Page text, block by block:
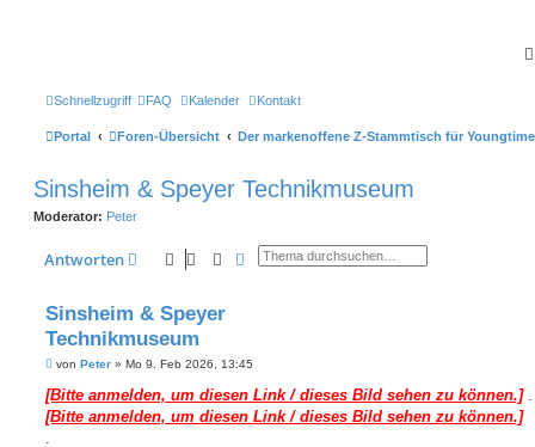
Schnellzugriff FAQ Kalender Kontakt
Portal Foren-Übersicht Der markenoffene Z-Stammtisch für
Sinsheim & Speyer Technikmuseum
Moderator: Peter
Antworten SucheErweiterte Suche
Sinsheim & Speyer
Technikmuseum
B
i
t
r
von Peter » Mo 9. Feb 2026, 13:45
[Bitte anmelden, um diesen Link / dieses Bild sehen zu können.].
[Bitte anmelden, um diesen Link / dieses Bild sehen zu können.]